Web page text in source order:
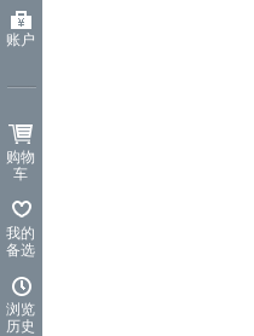
账户
购物
车
我的
备选
浏览
历史